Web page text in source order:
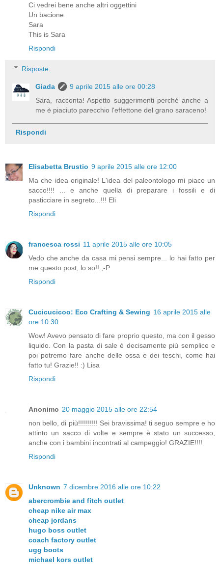
Ci vedrei bene anche altri oggettini
Un bacione
Sara
This is Sara
Rispondi
Risposte
Giada
9 aprile 2015 alle ore 00:28
Sara, racconta! Aspetto suggerimenti perché anche a
me è piaciuto parecchio l'effettone del grano saraceno!
Rispondi
Elisabetta Brustio 9 aprile 2015 alle ore 12:00
Ma che idea originale! L'idea del paleontologo mi piace un
sacco!!!! ... e anche quella di preparare i fossili e di
pasticciare in segreto...!!! Eli
Rispondi
francesca rossi 11 aprile 2015 alle ore 10:05
Vedo che anche da casa mi pensi sempre... lo hai fatto per
me questo post, lo so!! ;-P
Rispondi
Cucicucicoo: Eco Crafting & Sewing 16 aprile 2015 alle
ore 10:30
Wow! Avevo pensato di fare proprio questo, ma con il gesso
liquido. Con la pasta di sale è decisamente più semplice e
poi potremo fare anche delle ossa e dei teschi, come hai
fatto tu! Grazie!! :) Lisa
Rispondi
Anonimo 20 maggio 2015 alle ore 22:54
non bello, di più!!!!!!!!!! Sei bravissima! ti seguo sempre e ho
attinto un sacco di volte e sempre è stato un successo,
anche con i bambini incontrati al campeggio! GRAZIE!!!!
Rispondi
Unknown 7 dicembre 2016 alle ore 10:22
abercrombie and fitch outlet
cheap nike air max
cheap jordans
hugo boss outlet
coach factory outlet
ugg boots
michael kors outlet